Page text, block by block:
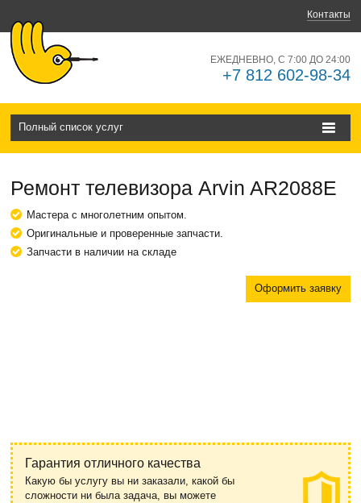
Контакты
ЕЖЕДНЕВНО, С 7:00 ДО 24:00
+7 812 602-98-34
Полный список услуг
Ремонт телевизора Arvin AR2088E
Мастера с многолетним опытом.
Оригинальные и проверенные запчасти.
Запчасти в наличии на складе
Оформить заявку
Гарантия отличного качества
Какую бы услугу вы ни заказали, какой бы
сложности ни была задача, вы можете